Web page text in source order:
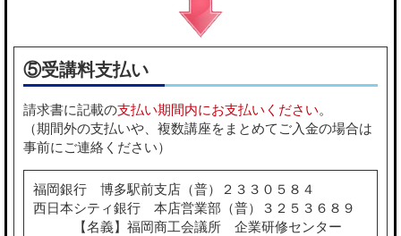
⑤受講料支払い
請求書に記載の支払い期間内にお支払いください。
（期間外の支払いや、複数講座をまとめてご入金の場合は
事前にご連絡ください）
福岡銀行 博多駅前支店（普）２３３０５８４
西日本シティ銀行 本店営業部（普）３２５３６８９
【名義】福岡商工会議所 企業研修センター